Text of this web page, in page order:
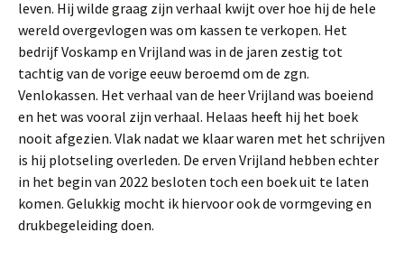
leven. Hij wilde graag zijn verhaal kwijt over hoe hij de hele
wereld overgevlogen was om kassen te verkopen. Het
bedrijf Voskamp en Vrijland was in de jaren zestig tot
tachtig van de vorige eeuw beroemd om de zgn.
Venlokassen. Het verhaal van de heer Vrijland was boeiend
en het was vooral zijn verhaal. Helaas heeft hij het boek
nooit afgezien. Vlak nadat we klaar waren met het schrijven
is hij plotseling overleden. De erven Vrijland hebben echter
in het begin van 2022 besloten toch een boek uit te laten
komen. Gelukkig mocht ik hiervoor ook de vormgeving en
drukbegeleiding doen.